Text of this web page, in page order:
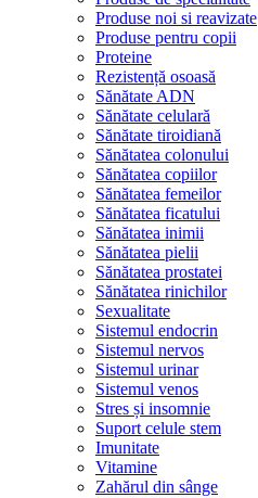
Produse noi si reavizate
Produse pentru copii
Proteine
Rezistență osoasă
Sănătate ADN
Sănătate celulară
Sănătate tiroidiană
Sănătatea colonului
Sănătatea copiilor
Sănătatea femeilor
Sănătatea ficatului
Sănătatea inimii
Sănătatea pielii
Sănătatea prostatei
Sănătatea rinichilor
Sexualitate
Sistemul endocrin
Sistemul nervos
Sistemul urinar
Sistemul venos
Stres și insomnie
Suport celule stem
Imunitate
Vitamine
Zahărul din sânge